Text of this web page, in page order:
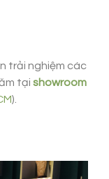
trải nghiệm các
tại showroom
).